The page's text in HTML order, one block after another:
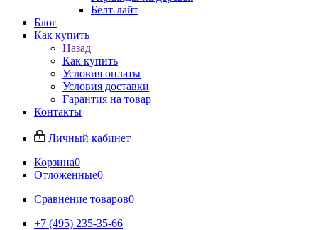
Белт-лайт
Блог
Как купить
Назад
Как купить
Условия оплаты
Условия доставки
Гарантия на товар
Контакты
Личный кабинет
Корзина0
Отложенные0
Сравнение товаров0
+7 (495) 235-35-66